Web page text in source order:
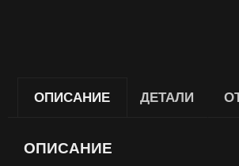
ОПИСАНИЕ ДЕТАЛИ
ОПИСАНИЕ